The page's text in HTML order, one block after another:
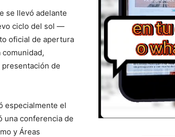
se llevó adelante
ciclo del sol —
oficial de apertura
de
especialmente el
una conferencia de
y Áreas